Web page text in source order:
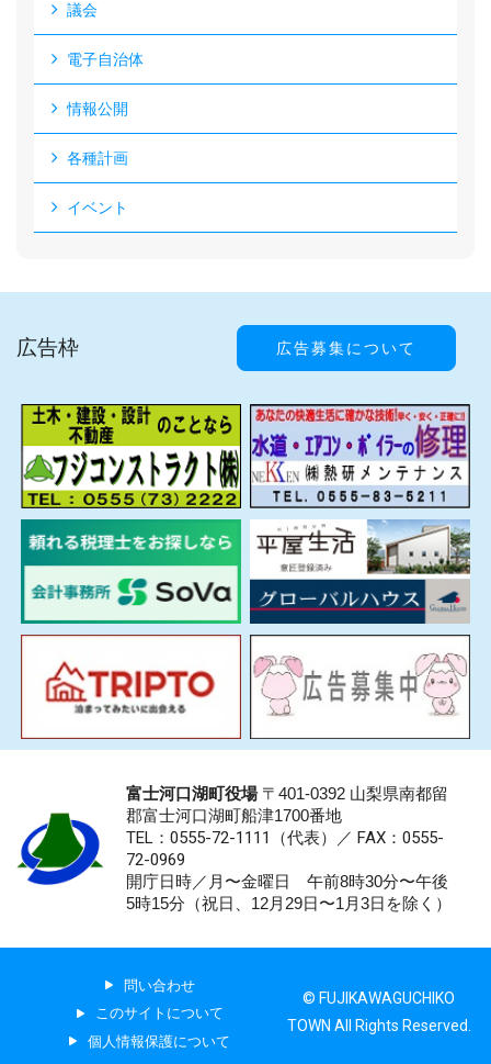
議会
電子自治体
情報公開
各種計画
イベント
広告枠 広告募集について
富士河口湖町役場〒401-0392 山梨県南都留
郡富士河口湖町船津1700番地
TEL：0555-72-1111 （代表）／ FAX：0555-
72-0969
開庁日時／月〜金曜日 午前8時30分〜午後
5時15分（祝日、12月29日〜1月3日を除く）
問い合わせ
このサイトについて
個人情報保護について
© FUJIKAWAGUCHIKO
TOWN All Rights Reserved.